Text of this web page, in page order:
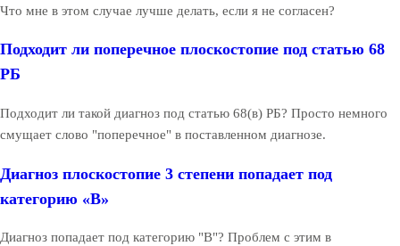
Что мне в этом случае лучше делать, если я не согласен?
Подходит ли поперечное плоскостопие под статью 68
РБ
Подходит ли такой диагноз под статью 68(в) РБ? Просто немного
смущает слово "поперечное" в поставленном диагнозе.
Диагноз плоскостопие 3 степени попадает под
категорию «В»
Диагноз попадает под категорию "В"? Проблем с этим в